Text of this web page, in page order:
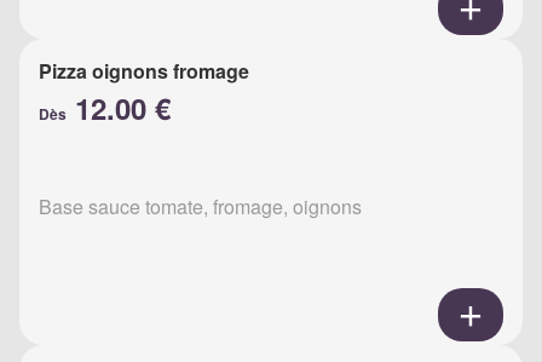
Pizza oignons fromage
Dès 12.00 €
Base sauce tomate, fromage, oignons